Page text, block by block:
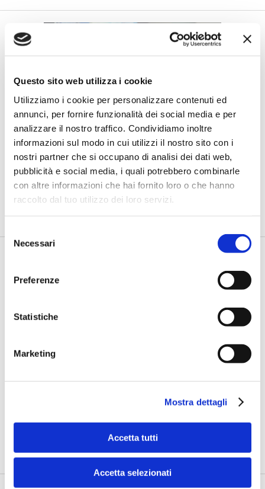
Questo sito web utilizza i cookie
Utilizziamo i cookie per personalizzare contenuti ed
annunci, per fornire funzionalità dei social media e per
analizzare il nostro traffico. Condividiamo inoltre
informazioni sul modo in cui utilizzi il nostro sito con i
nostri partner che si occupano di analisi dei dati web,
pubblicità e social media, i quali potrebbero combinarle
con altre informazioni che hai fornito loro o che hanno
raccolto dal tuo utilizzo dei loro servizi.
delNecessari
Preferenze
Statistiche
Marketing
Mostra dettagli
Accetta tutti
Accetta selezionati
BANCAFORTE TV
Petrella (BPER Banca): “La GenAI
rafforza i controlli e valorizza il
lavoro degli analisti”
di Flavio Padovan, Maddalena Libertini - Rendere i controlli di
secondo livello più strutturati, standardizzati e capaci di le...
BANCAFORTE TV
Fracassi (Multiply Group): "L’AI va
di Flavio Padovan, Maddalena Libertini -I proof of concept
realizzati con l'AI funzionano. Spesso sorprendono per la